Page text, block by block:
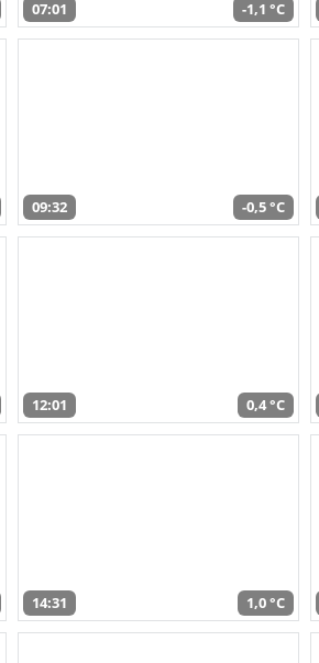
07:01 -1,1 °C
09:32 -0,5 °C
12:01 0,4 °C
14:31 1,0 °C